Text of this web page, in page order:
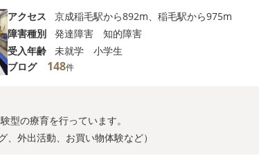
アクセス
京成稲毛駅から892m、稲毛駅から975m
障害種別
発達障害 知的障害
受入年齢
未就学 小学生
ブログ
148件
型の療育を行っています。
外出活動、お買い物体験など）